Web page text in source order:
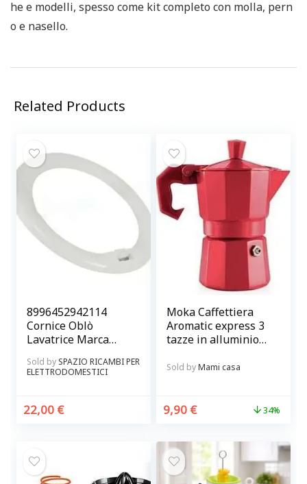
he e modelli, spesso come kit completo con molla, pern
o e nasello.
Related Products
8996452942114
Cornice Oblò
Lavatrice Marca
Originale colore
Marrone
Sold by SPAZIO RICAMBI PER
ELETTRODOMESTICI
22,00 €
Moka Caffettiera
Aromatic express 3
tazze in alluminio
Sold byMami casa
9,90 € 34%